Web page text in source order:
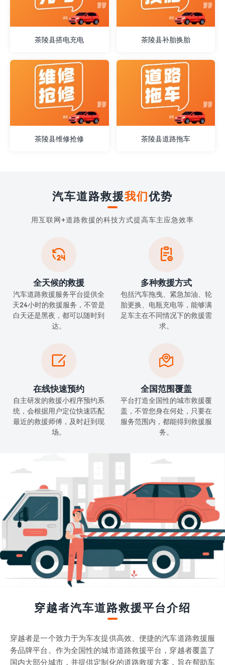
茶陵县搭电充电 茶陵县补胎换胎
茶陵县维修抢修 茶陵县道路拖车
汽车道路救援我们优势
用互联网+道路救援的科技方式提高车主应急效率

全天候的救援
汽车道路救援服务平台提供全
天24小时的救援服务，不管是
白天还是黑夜，都可以随时到
达。

多种救援方式
包括汽车拖曳、紧急加油、轮
胎更换、电瓶充电等，能够满
足车主在不同情况下的救援需
求。

在线快速预约
自主研发的救援小程序预约系
统，会根据用户定位快速匹配
最近的救援师傅，及时赶到现
场。

全国范围覆盖
平台打造全国性的城市救援覆
盖，不管您身在何处，只要在
服务范围内，都能得到救援服
务。
穿越者汽车道路救援平台介绍
穿越者是一个致力于为车友提供高效、便捷的汽车道路救援服
务品牌平台。作为全国性的城市道路救援平台，穿越者覆盖了
国内大部分城市，并提供定制化的道路救援方案，旨在帮助车